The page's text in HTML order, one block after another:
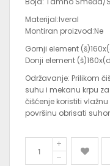
Materijal:Iveral
Montiran proizvod:Ne
Gornji element
Donji element
Održavanje: Prilikom
suhu i mekanu krpu
čišćenje koristiti
površinu obrisati